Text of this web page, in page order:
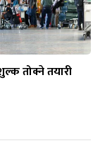
तोक्ने तयारी